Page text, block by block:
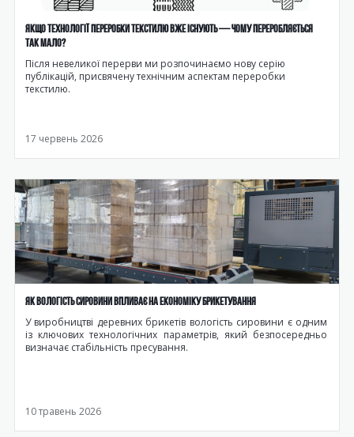
ЯКЩО ТЕХНОЛОГІЇ ПЕРЕРОБКИ ТЕКСТИЛЮ ВЖЕ ІСНУЮТЬ — ЧОМУ ПЕРЕРОБЛЯЄТЬСЯ
ТАК МАЛО?
Після невеликої перерви ми розпочинаємо нову серію
публікацій, присвячену технічним аспектам переробки
текстилю.
17 червень 2026
ЯК ВОЛОГІСТЬ СИРОВИНИ ВПЛИВАЄ НА ЕКОНОМІКУ БРИКЕТУВАННЯ
У виробництві деревних брикетів вологість сировини є одним
із ключових технологічних параметрів, який безпосередньо
визначає стабільність пресування.
10 травень 2026